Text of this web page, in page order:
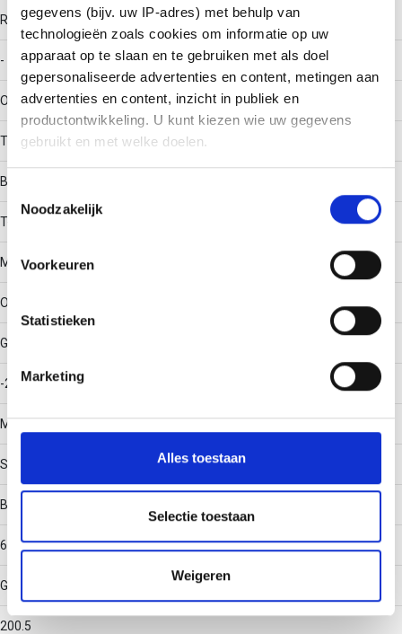
gegevens (bijv. uw IP-adres) met behulp van
technologieën zoals cookies om informatie op uw
apparaat op te slaan en te gebruiken met als doel
gepersonaliseerde advertenties en content, metingen aan
advertenties en content, inzicht in publiek en
productontwikkeling. U kunt kiezen wie uw gegevens
gebruikt en met welke doelen.
Informatie verzamelen over uw geografische locatie,
Uw apparaat identificeren door het actief te scannen
op specifieke eigenschappen (fingerprinting)
verwerkt en stel uw voorkeuren in het
detailgedeelte in.
personaliseren, om functies voor social media te bieden
en om ons websiteverkeer te analyseren. Ook delen we
partners voor social media, adverteren en analyse. Deze
partners kunnen deze gegevens combineren met andere
informatie die u aan ze heeft verstrekt of die ze hebben
verzameld op basis van uw gebruik van hun services.
Noodzakelijk
Voorkeuren
Statistieken
Marketing
Alles toestaan
Selectie toestaan
Weigeren
RAL-nummer
-
Oppervlaktebescherming
Thermisch verzinkt (Hot-dip)
Bouwvorm
T-stuk horizontaal
Materiaalkwaliteit
Overig
Gebruikstemperatuur
-20 - 120
Materiaal
Staal
Binnenstraal
60
Geschikt voor kabelgootbreedte
200.5